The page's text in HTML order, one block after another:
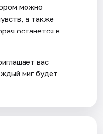
можно
а также
останется в
вас
миг будет